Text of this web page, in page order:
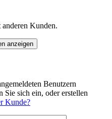
Kunden.
anzeigen
Benutzern
Sie sich ein, oder erstellen
Kunde?